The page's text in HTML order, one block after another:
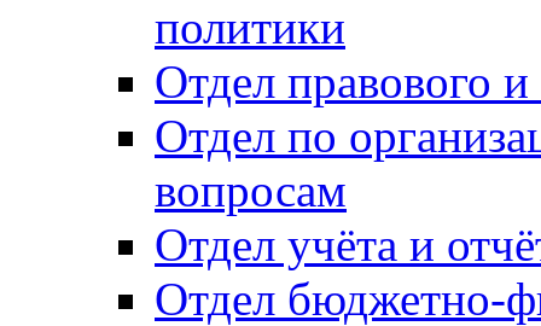
политики
Отдел правового
Отдел по
вопросам
Отдел учёта и
Отдел бюджетно-